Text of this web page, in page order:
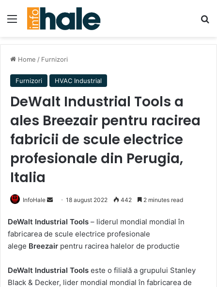
Menu
Home / Furnizori
Furnizori HVAC Industrial
DeWalt Industrial Tools a
ales Breezair pentru racirea
fabricii de scule electrice
profesionale din Perugia,
Italia
InfoHale
Send
email
18 august 2022 442 2 minutes read
DeWalt Industrial Tools – liderul mondial mondial în
fabricarea de scule electrice profesionale
alege Breezair pentru racirea halelor de productie
DeWalt Industrial Tools este o filială a grupului Stanley
Black & Decker, lider mondial mondial în fabricarea de